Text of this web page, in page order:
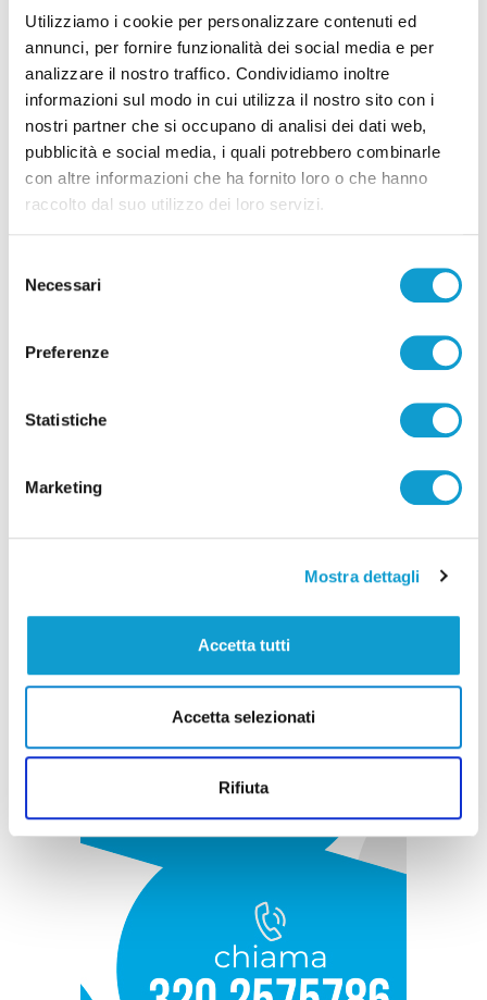
Utilizziamo i cookie per personalizzare contenuti ed
annunci, per fornire funzionalità dei social media e per
analizzare il nostro traffico. Condividiamo inoltre
informazioni sul modo in cui utilizza il nostro sito con i
nostri partner che si occupano di analisi dei dati web,
pubblicità e social media, i quali potrebbero combinarle
con altre informazioni che ha fornito loro o che hanno
raccolto dal suo utilizzo dei loro servizi.
delNecessari
Preferenze
Statistiche
Marketing
Mostra dettagli
Accetta tutti
Accetta selezionati
Rifiuta
07/08/2026